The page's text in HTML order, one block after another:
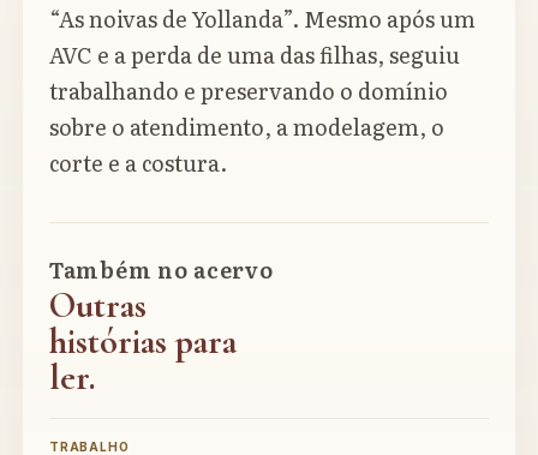
“As noivas de Yollanda”. Mesmo após um
AVC e a perda de uma das filhas, seguiu
trabalhando e preservando o domínio
sobre o atendimento, a modelagem, o
corte e a costura.
Também no acervo
Outras
histórias para
ler.
TRABALHO